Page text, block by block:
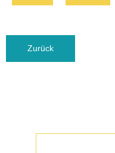
Vorheriger Beitrag:
Zurück